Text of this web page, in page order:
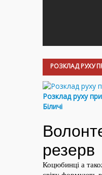
РОЗКЛАД РУХУ
Розклад руху
Біличі